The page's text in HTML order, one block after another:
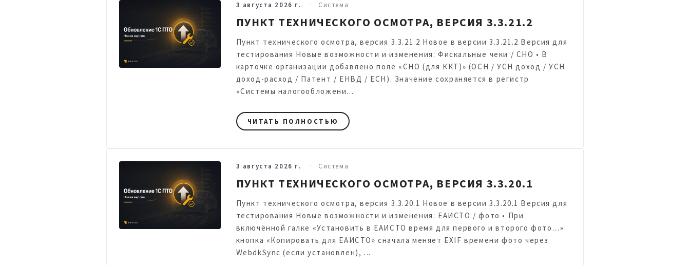
3 августа 2026 г. Система
ПУНКТ ТЕХНИЧЕСКОГО ОСМОТРА, ВЕРСИЯ 3.3.21.2
Пункт технического осмотра, версия 3.3.21.2 Новое в версии 3.3.21.2 Версия для
тестирования Новые возможности и изменения: Фискальные чеки / СНО • В
карточке организации добавлено поле «СНО (для ККТ)» (ОСН / УСН доход / УСН
доход-расход / Патент / ЕНВД / ЕСН). Значение сохраняется в регистр
«Системы налогообложени...
ЧИТАТЬ ПОЛНОСТЬЮ
3 августа 2026 г. Система
ПУНКТ ТЕХНИЧЕСКОГО ОСМОТРА, ВЕРСИЯ 3.3.20.1
Пункт технического осмотра, версия 3.3.20.1 Новое в версии 3.3.20.1 Версия для
тестирования Новые возможности и изменения: ЕАИСТО / фото • При
включённой галке «Установить в ЕАИСТО время для первого и второго фото…»
кнопка «Копировать для ЕАИСТО» сначала меняет EXIF времени фото через
WebdkSync (если установлен), ...